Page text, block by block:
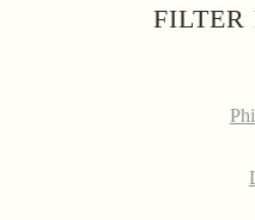
FILTER